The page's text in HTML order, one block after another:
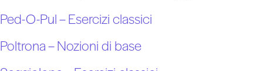
Ped-O-Pul – Esercizi classici
Poltrona – Nozioni di base